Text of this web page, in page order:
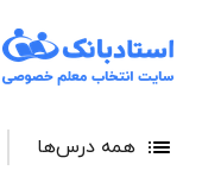
همه درس‌ها